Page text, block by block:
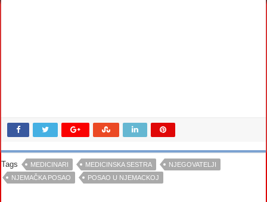
Tags MEDICINARI MEDICINSKA SESTRA
NJEGOVATELJI
NJEMAČKA POSAO
POSAO U NJEMACKOJ